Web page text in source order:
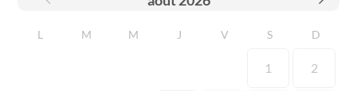
L M M J V S D
1 2